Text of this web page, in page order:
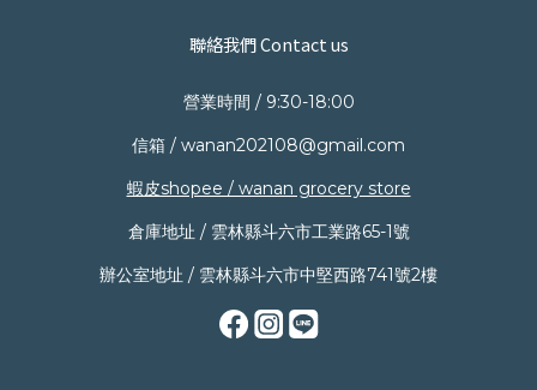
聯絡我們 Contact us
營業時間 / 9:30-18:00
信箱 / wanan202108@gmail.com
蝦皮shopee / wanan grocery store
倉庫地址 / 雲林縣斗六市工業路65-1號
辦公室地址 / 雲林縣斗六市中堅西路741號2樓